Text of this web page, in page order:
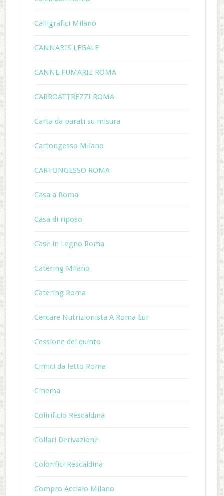
Calligrafici Milano
CANNABIS LEGALE
CANNE FUMARIE ROMA
CARROATTREZZI ROMA
Carta da parati su misura
Cartongesso Milano
CARTONGESSO ROMA
Casa a Roma
Casa di riposo
Case in Legno Roma
Catering Milano
Catering Roma
Cercare Nutrizionista A Roma Eur
Cessione del quinto
Cimici da letto Roma
Cinema
Colirificio Rescaldina
Collari Derivazione
Colorifici Rescaldina
Compro Acciaio Milano